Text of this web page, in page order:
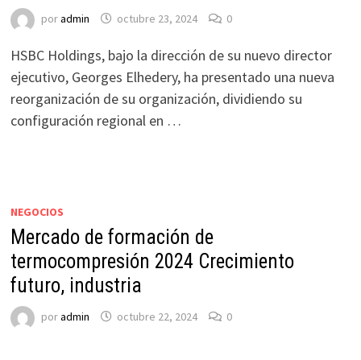
poradmin octubre 23, 2024 0
HSBC Holdings, bajo la dirección de su nuevo director
ejecutivo, Georges Elhedery, ha presentado una nueva
reorganización de su organización, dividiendo su
configuración regional en …
NEGOCIOS
Mercado de formación de
termocompresión 2024 Crecimiento
futuro, industria
poradmin octubre 22, 2024 0